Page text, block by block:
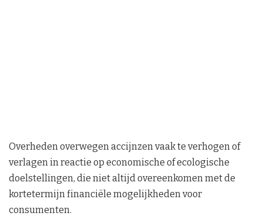
Overheden overwegen accijnzen vaak te verhogen of
verlagen in reactie op economische of ecologische
doelstellingen, die niet altijd overeenkomen met de
kortetermijn financiële mogelijkheden voor
consumenten.